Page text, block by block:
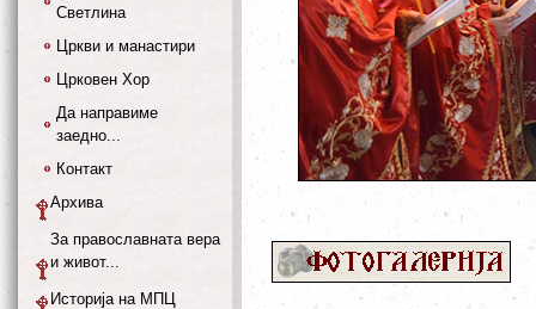
Светлина
Цркви и манастири
Црковен Хор
Да направиме
заедно...
Контакт
Архива
За православната вера
и живот...
Историја на МПЦ